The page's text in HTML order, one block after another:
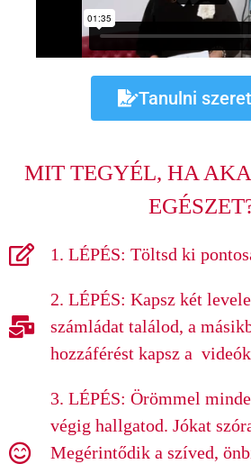
Tanulni
MIT TEGYÉL, HA
1. LÉPÉS: Töltsd ki
2. LÉPÉS: Kapsz két
számládat találod, a
hozzáférést kapsz a
3. LÉPÉS: Örömmel
végig hallgatod. Jókat
Megérintődik a szíved,